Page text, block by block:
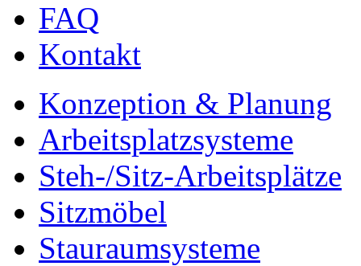
FAQ
Kontakt
Konzeption & Planung
Arbeitsplatzsysteme
Steh-/Sitz-Arbeitsplätze
Sitzmöbel
Stauraumsysteme